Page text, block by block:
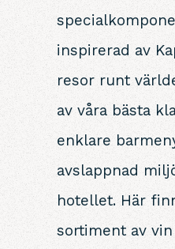
inspirerad av
resor runt
av våra bästa
enklare
avslappnad
hotellet. Här
sortiment av